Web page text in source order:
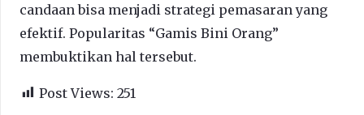
candaan bisa menjadi strategi pemasaran yang
efektif. Popularitas “Gamis Bini Orang”
membuktikan hal tersebut.
Post Views: 251